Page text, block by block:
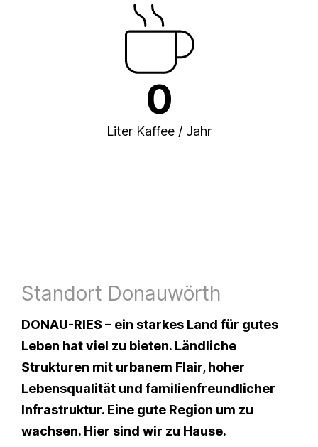
0
Liter Kaffee / Jahr
Standort Donauwörth
DONAU-RIES – ein starkes Land für gutes
Leben hat viel zu bieten. Ländliche
Strukturen mit urbanem Flair, hoher
Lebensqualität und familienfreundlicher
Infrastruktur. Eine gute Region um zu
wachsen. Hier sind wir zu Hause.